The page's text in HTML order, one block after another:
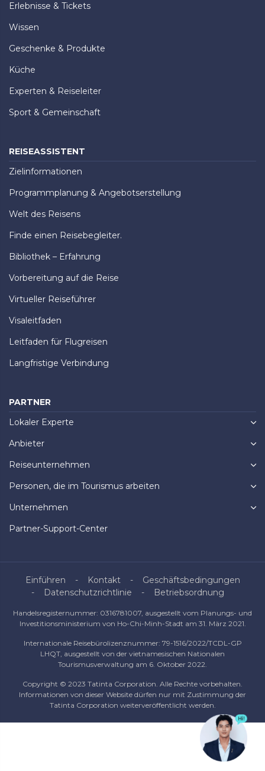
Erlebnisse & Tickets
Wissen
Geschenke & Produkte
Küche
Experten & Reiseleiter
Sport & Gemeinschaft
REISEASSISTENT
Zielinformationen
Programmplanung & Angebotserstellung
Welt des Reisens
Finde einen Reisebegleiter.
Bibliothek – Erfahrung
Vorbereitung auf die Reise
Virtueller Reiseführer
Visaleitfaden
Leitfaden für Flugreisen
Langfristige Verbindung
PARTNER
Lokaler Experte
Anbieter
Reiseunternehmen
Personen, die im Tourismus arbeiten
Unternehmen
Partner-Support-Center
Einführen Kontakt
Geschäftsbedingungen
Datenschutzrichtlinie
Betriebsordnung
Handelsregisternummer: 0316781007, ausgestellt vom Planungs- und
Investitionsministerium von Ho-Chi-Minh-Stadt am 31. März 2021.
Internationale Reisebürolizenznummer: 79-1516/2022/TCDL-GP
LHQT, ausgestellt von der vietnamesischen Nationalen
Tourismusverwaltung am 6. Oktober 2022.
Copyright © 2023 Tatinta Corporation. Alle Rechte vorbehalten.
Informationen von dieser Website dürfen nur mit Zustimmung der
Tatinta Corporation weiterveröffentlicht werden.